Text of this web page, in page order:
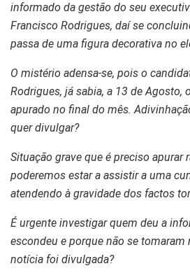
informado da gestão do seu
Francisco Rodrigues, daí se
passa de uma figura decorativa no
O mistério adensa-se, pois o
Rodrigues, já sabia, a 13 de Agosto,
apurado no final do mês.
quer divulgar?
Situação grave que é preciso apurar
poderemos estar a assistir a uma
atendendo à gravidade dos factos
É urgente investigar quem deu a
escondeu e porque não se tomaram
notícia foi divulgada?